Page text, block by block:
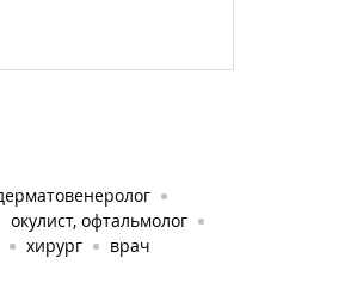
окулист, офтальмолог
хирург
врач